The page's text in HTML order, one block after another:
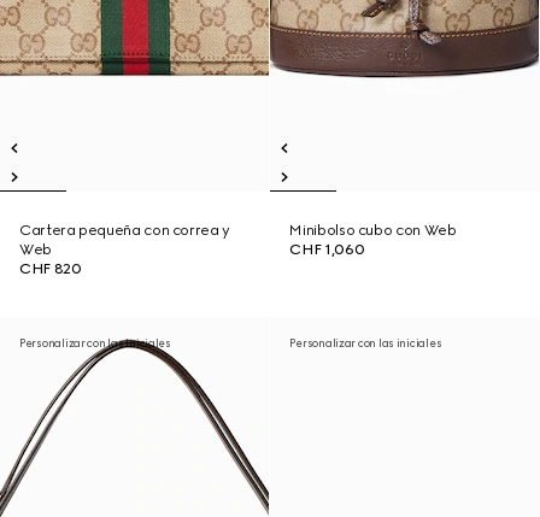
Cartera pequeña con correa y
Web
CHF 820
Minibolso cubo con Web
CHF 1,060
Personalizar con las iniciales Personalizar con las iniciales